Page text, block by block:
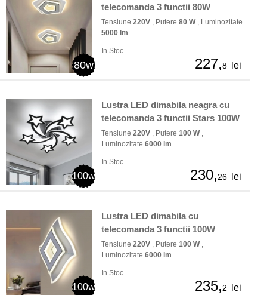
80w
telecomanda 3 functii 80W
Tensiune 220V , Putere 80 W, Luminozitate
5000 lm
In Stoc
227,8 lei
100w
Lustra LED dimabila neagra cu
telecomanda 3 functii Stars 100W
Tensiune 220V , Putere 100 W,
Luminozitate 6000 lm
In Stoc
230,26 lei
100w
Lustra LED dimabila cu
telecomanda 3 functii 100W
Tensiune 220V , Putere 100 W,
Luminozitate 6000 lm
In Stoc
235,2 lei